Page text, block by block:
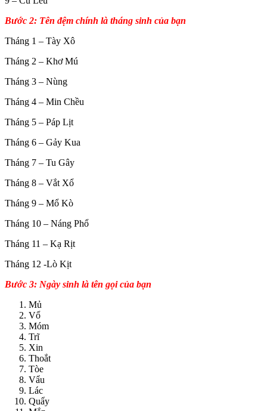
Bước 2: Tên đệm chính là tháng sinh của bạn
Tháng 1 – Tày Xô
Tháng 2 – Khơ Mú
Tháng 3 – Nùng
Tháng 4 – Min Chều
Tháng 5 – Páp Lịt
Tháng 6 – Gảy Kua
Tháng 7 – Tu Gây
Tháng 8 – Vắt Xổ
Tháng 9 – Mổ Kò
Tháng 10 – Náng Phổ
Tháng 11 – Kạ Rịt
Tháng 12 -Lò Kịt
Bước 3: Ngày sinh là tên gọi của bạn
Mủ
Vổ
Móm
Trĩ
Xin
Thoắt
Tòe
Vẩu
Lác
Quẩy